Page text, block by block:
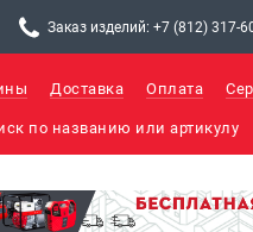
Заказ изделий: +7 (812) 317-
Доставка Оплата